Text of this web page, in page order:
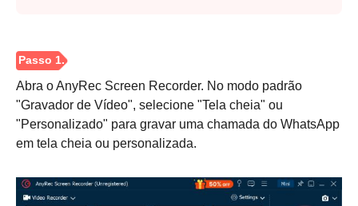
Abra o AnyRec Screen Recorder. No modo padrão
"Gravador de Vídeo", selecione "Tela cheia" ou
"Personalizado" para gravar uma chamada do WhatsApp
em tela cheia ou personalizada.